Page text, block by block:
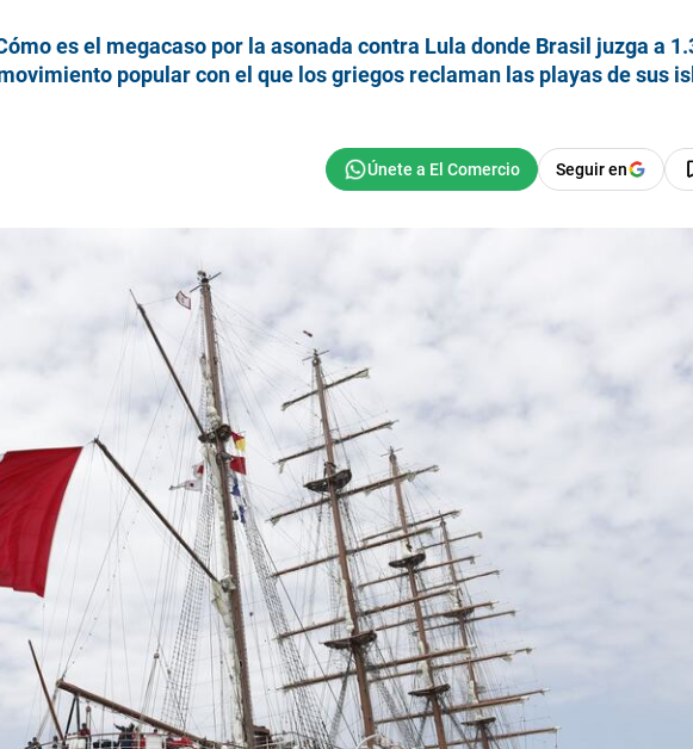
es el megacaso por la asonada contra Lula donde Brasil juzga a
popular con el que los griegos reclaman las playas de sus
Seguir en